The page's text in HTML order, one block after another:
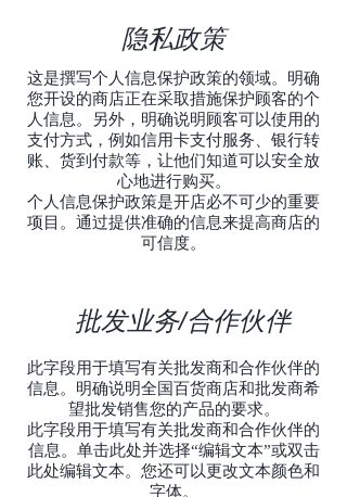
隐私政策
这是撰写个人信息保护政策的领域。明确
您开设的商店正在采取措施保护顾客的个
人信息。另外，明确说明顾客可以使用的
支付方式，例如信用卡支付服务、银行转
账、货到付款等，让他们知道可以安全放
心地进行购买。
个人信息保护政策是开店必不可少的重要
项目。通过提供准确的信息来提高商店的
可信度。
批发业务/合作伙伴
此字段用于填写有关批发商和合作伙伴的
信息。明确说明全国百货商店和批发商希
望批发销售您的产品的要求。
此字段用于填写有关批发商和合作伙伴的
信息。单击此处并选择“编辑文本”或双击
此处编辑文本。您还可以更改文本颜色和
字体。